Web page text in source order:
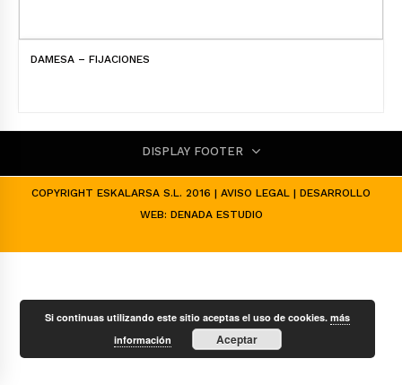
DAMESA – FIJACIONES
DISPLAY FOOTER
COPYRIGHT ESKALARSA S.L. 2016 | AVISO LEGAL | DESARROLLO
WEB: DENADA ESTUDIO
Si continuas utilizando este sitio aceptas el uso de cookies.más
información
Aceptar